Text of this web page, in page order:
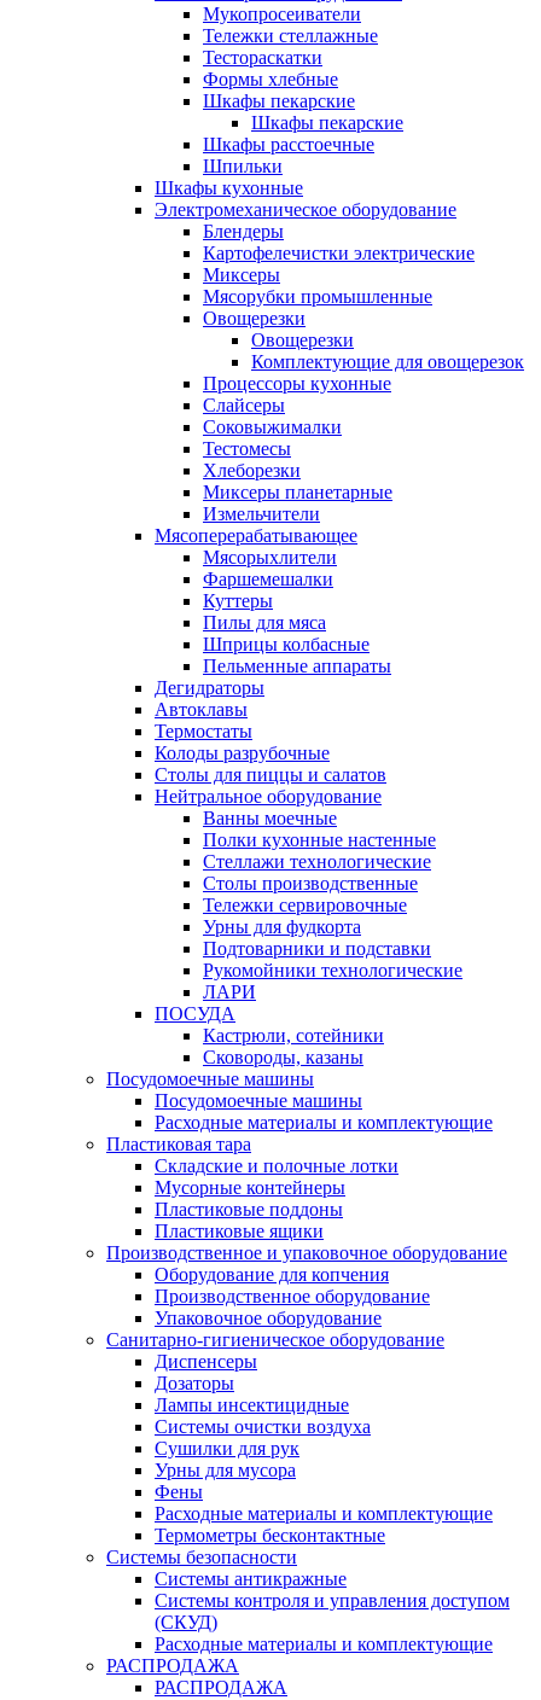
Мукопросеиватели
Тележки стеллажные
Тестораскатки
Формы хлебные
Шкафы пекарские
Шкафы пекарские
Шкафы расстоечные
Шпильки
Шкафы кухонные
Электромеханическое оборудование
Блендеры
Картофелечистки электрические
Миксеры
Мясорубки промышленные
Овощерезки
Овощерезки
Комплектующие для овощерезок
Процессоры кухонные
Слайсеры
Соковыжималки
Тестомесы
Хлеборезки
Миксеры планетарные
Измельчители
Мясоперерабатывающее
Мясорыхлители
Фаршемешалки
Куттеры
Пилы для мяса
Шприцы колбасные
Пельменные аппараты
Дегидраторы
Автоклавы
Термостаты
Колоды разрубочные
Столы для пиццы и салатов
Нейтральное оборудование
Ванны моечные
Полки кухонные настенные
Стеллажи технологические
Столы производственные
Тележки сервировочные
Урны для фудкорта
Подтоварники и подставки
Рукомойники технологические
ЛАРИ
ПОСУДА
Кастрюли, сотейники
Сковороды, казаны
Посудомоечные машины
Посудомоечные машины
Расходные материалы и комплектующие
Пластиковая тара
Складские и полочные лотки
Мусорные контейнеры
Пластиковые поддоны
Пластиковые ящики
Производственное и упаковочное оборудование
Оборудование для копчения
Производственное оборудование
Упаковочное оборудование
Санитарно-гигиеническое оборудование
Диспенсеры
Дозаторы
Лампы инсектицидные
Системы очистки воздуха
Сушилки для рук
Урны для мусора
Фены
Расходные материалы и комплектующие
Термометры бесконтактные
Системы безопасности
Системы антикражные
Системы контроля и управления доступом
(СКУД)
Расходные материалы и комплектующие
РАСПРОДАЖА
РАСПРОДАЖА